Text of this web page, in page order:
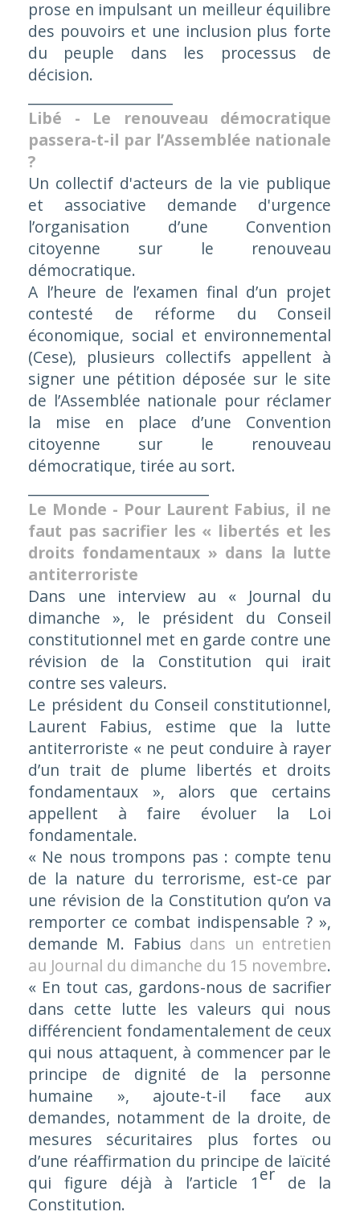
prose en impulsant un meilleur équilibre
des pouvoirs et une inclusion plus forte
du peuple dans les processus de
décision.
Libé - Le renouveau démocratique
passera-t-il par l’Assemblée nationale
?
Un collectif d'acteurs de la vie publique
et associative demande d'urgence
l’organisation d’une Convention
citoyenne sur le renouveau
démocratique.
A l’heure de l’examen final d’un projet
contesté de réforme du Conseil
économique, social et environnemental
(Cese), plusieurs collectifs appellent à
signer une pétition déposée sur le site
de l’Assemblée nationale pour réclamer
la mise en place d’une Convention
citoyenne sur le renouveau
démocratique, tirée au sort.
Le Monde - Pour Laurent Fabius, il ne
faut pas sacrifier les « libertés et les
droits fondamentaux » dans la lutte
antiterroriste
Dans une interview au « Journal du
dimanche », le président du Conseil
constitutionnel met en garde contre une
révision de la Constitution qui irait
contre ses valeurs.
Le président du Conseil constitutionnel,
Laurent Fabius, estime que la lutte
antiterroriste « ne peut conduire à rayer
d’un trait de plume libertés et droits
fondamentaux », alors que certains
appellent à faire évoluer la Loi
fondamentale.
« Ne nous trompons pas : compte tenu
de la nature du terrorisme, est-ce par
une révision de la Constitution qu’on va
remporter ce combat indispensable ? »,
demande M. Fabius dans un entretien
au Journal du dimanche du 15 novembre.
« En tout cas, gardons-nous de sacrifier
dans cette lutte les valeurs qui nous
différencient fondamentalement de ceux
qui nous attaquent, à commencer par le
principe de dignité de la personne
humaine », ajoute-t-il face aux
demandes, notamment de la droite, de
mesures sécuritaires plus fortes ou
d’une réaffirmation du principe de laïcité
qui figure déjà à l’article 1er de la
Constitution.